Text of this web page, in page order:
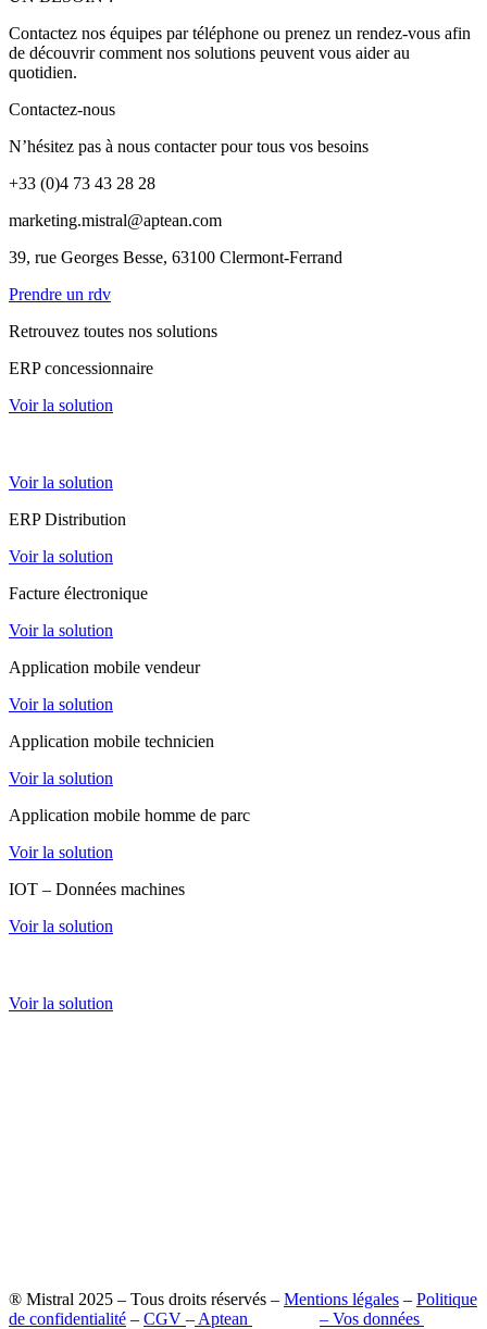
Contactez nos équipes par téléphone ou prenez un rendez-vous afin
de découvrir comment nos solutions peuvent vous aider au
quotidien.
Contactez-nous
N’hésitez pas à nous contacter pour tous vos besoins
+33 (0)4 73 43 28 28
marketing.mistral@aptean.com
39, rue Georges Besse, 63100 Clermont-Ferrand
Prendre un rdv
Retrouvez toutes nos solutions
ERP concessionnaire
Voir la solution
Voir la solution
ERP Distribution
Voir la solution
Facture électronique
Voir la solution
Application mobile vendeur
Voir la solution
Application mobile technicien
Voir la solution
Application mobile homme de parc
Voir la solution
IOT – Données machines
Voir la solution
Voir la solution
® Mistral 2025 – Tous droits réservés – Mentions légales – Politique
de confidentialité – CGV – Aptean – Vos données